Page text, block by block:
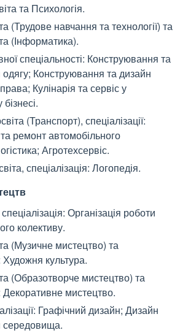
та Психологія.
(Трудове навчання та технології) та
(Інформатика).
спеціальності: Конструювання та
Конструювання та дизайн
Кулінарія та сервіс у
(Транспорт), спеціалізації:
ремонт автомобільного
Агротехсервіс.
спеціалізація: Логопедія.
Організація роботи
колективу.
(Музичне мистецтво) та
Художня культура.
(Образотворче мистецтво) та
Декоративне мистецтво.
Графічний дизайн; Дизайн
середовища.